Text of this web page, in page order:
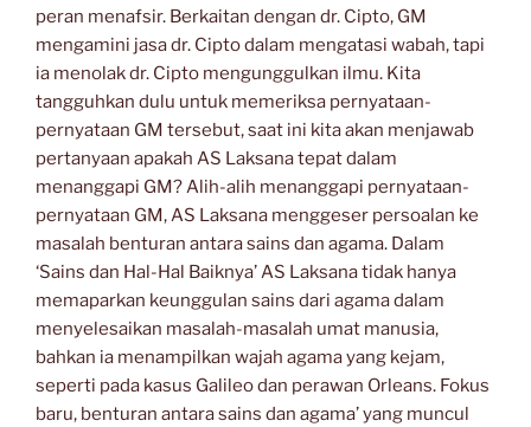
peran menafsir. Berkaitan dengan dr. Cipto, GM
mengamini jasa dr. Cipto dalam mengatasi wabah, tapi
ia menolak dr. Cipto mengunggulkan ilmu. Kita
tangguhkan dulu untuk memeriksa pernyataan-
pernyataan GM tersebut, saat ini kita akan menjawab
pertanyaan apakah AS Laksana tepat dalam
menanggapi GM? Alih-alih menanggapi pernyataan-
pernyataan GM, AS Laksana menggeser persoalan ke
masalah benturan antara sains dan agama. Dalam
‘Sains dan Hal-Hal Baiknya’ AS Laksana tidak hanya
memaparkan keunggulan sains dari agama dalam
menyelesaikan masalah-masalah umat manusia,
bahkan ia menampilkan wajah agama yang kejam,
seperti pada kasus Galileo dan perawan Orleans. Fokus
baru, benturan antara sains dan agama’ yang muncul